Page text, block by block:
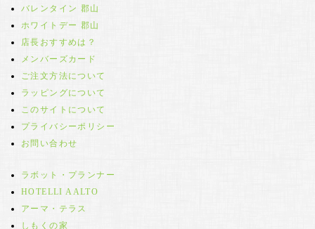
バレンタイン 郡山
ホワイトデー 郡山
店長おすすめは？
メンバーズカード
ご注文方法について
ラッピングについて
このサイトについて
プライバシーポリシー
お問い合わせ
ラボット・プランナー
HOTELLI AALTO
アーマ・テラス
しもくの家